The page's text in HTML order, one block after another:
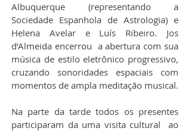
Albuquerque (representando a
Sociedade Espanhola de Astrologia) e
Helena Avelar e Luís Ribeiro. Jos
d’Almeida encerrou  a abertura com sua
música de estilo eletrônico progressivo,
cruzando sonoridades espaciais com
momentos de ampla meditação musical.
Na parte da tarde todos os presentes
participaram da uma visita cultural  ao